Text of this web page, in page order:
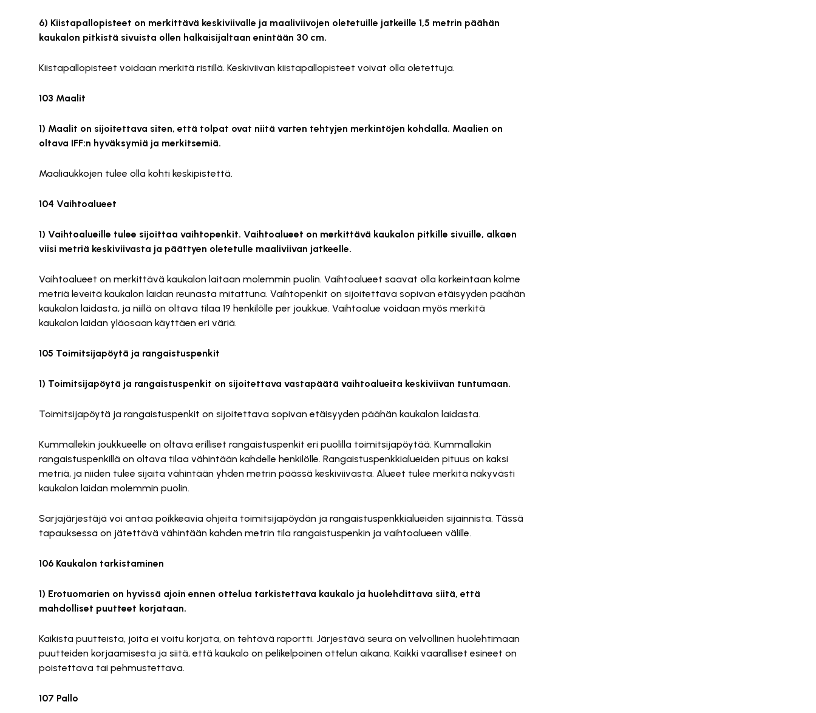
6) Kiistapallopisteet on merkittävä keskiviivalle ja maaliviivojen oletetuille jatkeille 1,5 metrin päähän
kaukalon pitkistä sivuista ollen halkaisijaltaan enintään 30 cm.
Kiistapallopisteet voidaan merkitä ristillä. Keskiviivan kiistapallopisteet voivat olla oletettuja.
103 Maalit
1) Maalit on sijoitettava siten, että tolpat ovat niitä varten tehtyjen merkintöjen kohdalla. Maalien on
oltava IFF:n hyväksymiä ja merkitsemiä.
Maaliaukkojen tulee olla kohti keskipistettä.
104 Vaihtoalueet
1) Vaihtoalueille tulee sijoittaa vaihtopenkit. Vaihtoalueet on merkittävä kaukalon pitkille sivuille, alkaen
viisi metriä keskiviivasta ja päättyen oletetulle maaliviivan jatkeelle.
Vaihtoalueet on merkittävä kaukalon laitaan molemmin puolin. Vaihtoalueet saavat olla korkeintaan kolme
metriä leveitä kaukalon laidan reunasta mitattuna. Vaihtopenkit on sijoitettava sopivan etäisyyden päähän
kaukalon laidasta, ja niillä on oltava tilaa 19 henkilölle per joukkue. Vaihtoalue voidaan myös merkitä
kaukalon laidan yläosaan käyttäen eri väriä.
105 Toimitsijapöytä ja rangaistuspenkit
1) Toimitsijapöytä ja rangaistuspenkit on sijoitettava vastapäätä vaihtoalueita keskiviivan tuntumaan.
Toimitsijapöytä ja rangaistuspenkit on sijoitettava sopivan etäisyyden päähän kaukalon laidasta.
Kummallekin joukkueelle on oltava erilliset rangaistuspenkit eri puolilla toimitsijapöytää. Kummallakin
rangaistuspenkillä on oltava tilaa vähintään kahdelle henkilölle. Rangaistuspenkkialueiden pituus on kaksi
metriä, ja niiden tulee sijaita vähintään yhden metrin päässä keskiviivasta. Alueet tulee merkitä näkyvästi
kaukalon laidan molemmin puolin.
Sarjajärjestäjä voi antaa poikkeavia ohjeita toimitsijapöydän ja rangaistuspenkkialueiden sijainnista. Tässä
tapauksessa on jätettävä vähintään kahden metrin tila rangaistuspenkin ja vaihtoalueen välille.
106 Kaukalon tarkistaminen
1) Erotuomarien on hyvissä ajoin ennen ottelua tarkistettava kaukalo ja huolehdittava siitä, että
mahdolliset puutteet korjataan.
Kaikista puutteista, joita ei voitu korjata, on tehtävä raportti. Järjestävä seura on velvollinen huolehtimaan
puutteiden korjaamisesta ja siitä, että kaukalo on pelikelpoinen ottelun aikana. Kaikki vaaralliset esineet on
poistettava tai pehmustettava.
107 Pallo